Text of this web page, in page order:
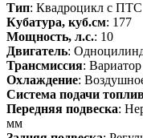
Тип: Квадроцикл с ПТС
Кубатура, куб.см: 177
Мощность, л.с.: 10
Двигатель:
Трансмиссия:
Охлаждение:
Система подачи
Передняя подвеска:
мм